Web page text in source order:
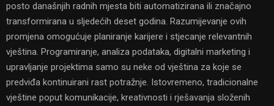
posto današnjih radnih mjesta biti automatizirana ili značajno
transformirana u sljedećih deset godina. Razumijevanje ovih
promjena omogućuje planiranje karijere i stjecanje relevantnih
vještina. Programiranje, analiza podataka, digitalni marketing i
upravljanje projektima samo su neke od vještina za koje se
predviđa kontinuirani rast potražnje. Istovremeno, tradicionalne
vještine poput komunikacije, kreativnosti i rješavanja složenih